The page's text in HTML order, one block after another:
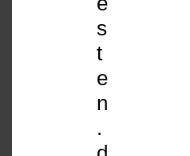
s
t
e
n
.